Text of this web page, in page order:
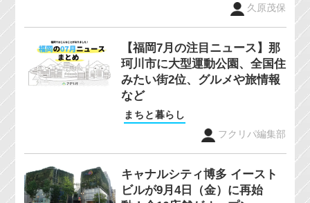
久原茂保
【福岡7月の注目ニュース】那
珂川市に大型運動公園、全国住
みたい街2位、グルメや旅情報
など
まちと暮らし
フクリパ編集部
キャナルシティ博多 イースト
ビルが9月4日（金）に再始